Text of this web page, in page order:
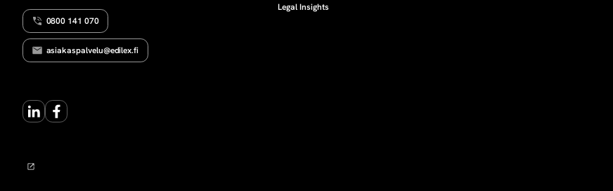
0800 141 070
asiakaspalvelu@edilex.fi
Legal Insights
LinkedInFacebook